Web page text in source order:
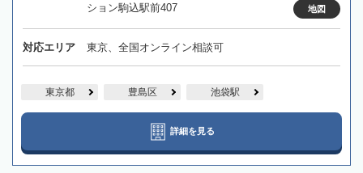
ション駒込駅前407
地図
対応エリア 東京、全国オンライン相談可
東京都 豊島区 池袋駅
詳細を見る